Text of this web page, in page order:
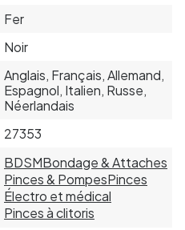
Fer
Noir
Anglais, Français, Allemand,
Espagnol, Italien, Russe,
Néerlandais
27353
BDSMBondage & Attaches
Pinces & PompesPinces
Électro et médical
Pinces à clitoris